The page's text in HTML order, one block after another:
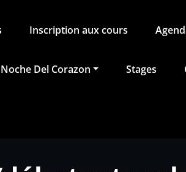
Inscription aux cours
Noche Del Corazon Stages